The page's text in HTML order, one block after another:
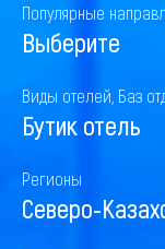
Популярные
Выберите
Виды отелей, Баз
Бутик отель
Регионы
Северо-